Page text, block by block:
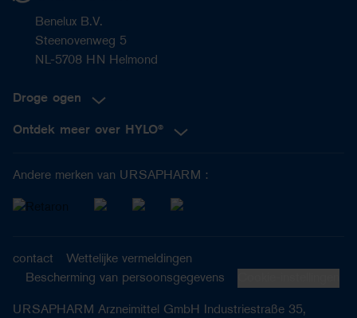
Benelux B.V.
Steenovenweg 5
NL-5708 HN Helmond
Droge ogen
Ontdek meer over HYLO®
Andere merken van URSAPHARM :
contact
Wettelijke vermeldingen
Bescherming van persoonsgegevens
URSAPHARM Arzneimittel GmbH Industriestraße 35,